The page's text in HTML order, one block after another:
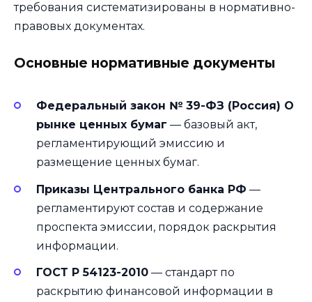
требования систематизированы в нормативно-
правовых документах.
Основные нормативные документы
Федеральный закон № 39-ФЗ (Россия) О
рынке ценных бумаг — базовый акт,
регламентирующий эмиссию и
размещение ценных бумаг.
Приказы Центрального банка РФ —
регламентируют состав и содержание
проспекта эмиссии, порядок раскрытия
информации.
ГОСТ Р 54123-2010 — стандарт по
раскрытию финансовой информации в